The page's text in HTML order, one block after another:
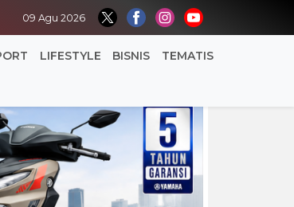
09 Agu 2026
LIFESTYLE BISNIS TEMATIS